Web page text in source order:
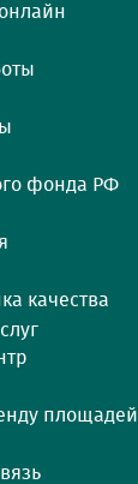
фонда РФ
качества
площадей